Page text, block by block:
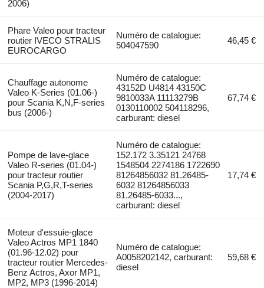
2006)
Phare Valeo pour tracteur
routier IVECO STRALIS
EUROCARGO
Numéro de catalogue:
504047590
46,45 €
Chauffage autonome
Valeo K-Series (01.06-)
pour Scania K,N,F-series
bus (2006-)
Numéro de catalogue:
43152D U4814 43150C
9810033A 11113279B
0130110002 504118296,
carburant: diesel
67,74 €
Pompe de lave-glace
Valeo R-series (01.04-)
pour tracteur routier
Scania P,G,R,T-series
(2004-2017)
Numéro de catalogue:
152.172 3.35121 24768
1548504 2274186 1722690
81264856032 81.26485-
6032 81264856033
81.26485-6033...,
carburant: diesel
17,74 €
Moteur d'essuie-glace
Valeo Actros MP1 1840
(01.96-12.02) pour
tracteur routier Mercedes-
Benz Actros, Axor MP1,
MP2, MP3 (1996-2014)
Numéro de catalogue:
A0058202142, carburant:
diesel
59,68 €